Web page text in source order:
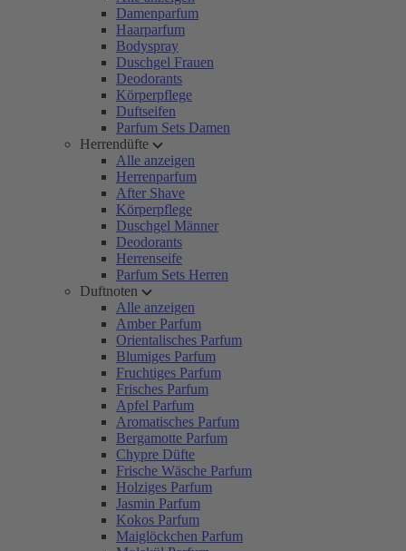
Damenparfum
Haarparfum
Bodyspray
Duschgel Frauen
Deodorants
Körperpflege
Duftseifen
Parfum Sets Damen
Herrendüfte
Alle anzeigen
Herrenparfum
After Shave
Körperpflege
Duschgel Männer
Deodorants
Herrenseife
Parfum Sets Herren
Duftnoten
Alle anzeigen
Amber Parfum
Orientalisches Parfum
Blumiges Parfum
Fruchtiges Parfum
Frisches Parfum
Apfel Parfum
Aromatisches Parfum
Bergamotte Parfum
Chypre Düfte
Frische Wäsche Parfum
Holziges Parfum
Jasmin Parfum
Kokos Parfum
Maiglöckchen Parfum